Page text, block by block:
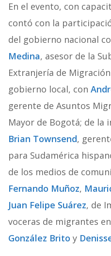
En el evento, con
contó con la
del gobierno nacional
Medina, asesor de la
Extranjería de
gobierno local, con
gerente de Asuntos
Mayor de Bogotá; de la
Brian Townsend,
para Sudamérica
de los medios de
Fernando Muñoz,
Juan Felipe Suárez, de
voceras de migrantes
González Brito y